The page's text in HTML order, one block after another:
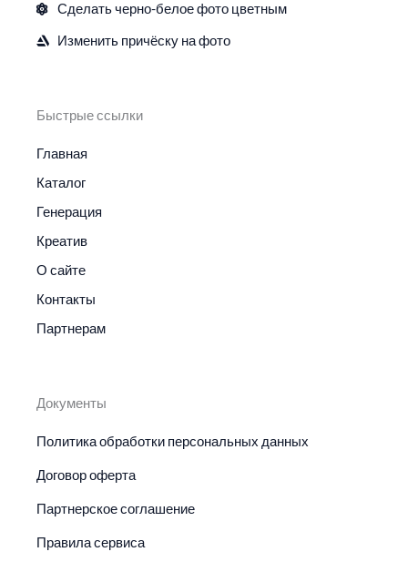
Сделать черно-белое фото цветным
Изменить причёску на фото
Быстрые ссылки
Главная
Каталог
Генерация
Креатив
О сайте
Контакты
Партнерам
Документы
Политика обработки персональных данных
Договор оферта
Партнерское соглашение
Правила сервиса